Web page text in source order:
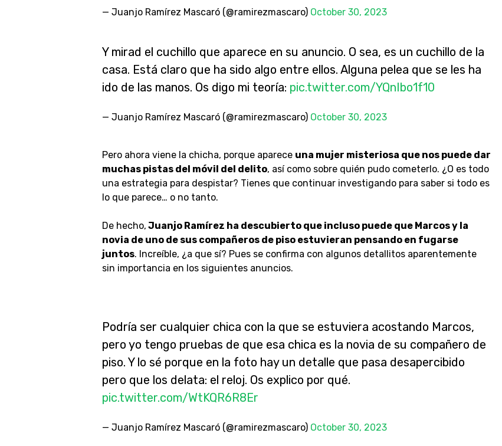
— Juanjo Ramírez Mascaró (@ramirezmascaro) October 30, 2023
Y mirad el cuchillo que aparece en su anuncio. O sea, es un cuchillo de la
casa. Está claro que ha sido algo entre ellos. Alguna pelea que se les ha
ido de las manos. Os digo mi teoría: pic.twitter.com/YQnIbo1f10
— Juanjo Ramírez Mascaró (@ramirezmascaro) October 30, 2023
Pero ahora viene la chicha, porque aparece una mujer misteriosa que nos puede dar
muchas pistas del móvil del delito, así como sobre quién pudo cometerlo. ¿O es todo
una estrategia para despistar? Tienes que continuar investigando para saber si todo es
lo que parece… o no tanto.
De hecho, Juanjo Ramírez ha descubierto que incluso puede que Marcos y la
novia de uno de sus compañeros de piso estuvieran pensando en fugarse
juntos. Increíble, ¿a que sí? Pues se confirma con algunos detallitos aparentemente
sin importancia en los siguientes anuncios.
Podría ser cualquier chica con la que se estuviera acostando Marcos,
pero yo tengo pruebas de que esa chica es la novia de su compañero de
piso. Y lo sé porque en la foto hay un detalle que pasa desapercibido
pero que los delata: el reloj. Os explico por qué.
pic.twitter.com/WtKQR6R8Er
— Juanjo Ramírez Mascaró (@ramirezmascaro) October 30, 2023